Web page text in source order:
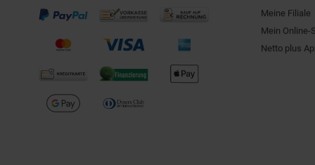
Meine Filiale
Mein Online-
Netto plus